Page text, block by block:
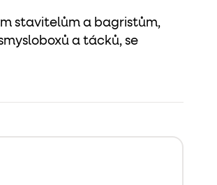
stavitelům a bagristům,
a tácků, se